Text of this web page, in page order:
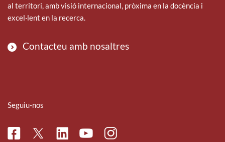
al territori, amb visió internacional, pròxima en la docència i
excel·lent en la recerca.
Contacteu amb nosaltres
Seguiu-nos
FacebookTwitterLinkedinYoutubeInstagram